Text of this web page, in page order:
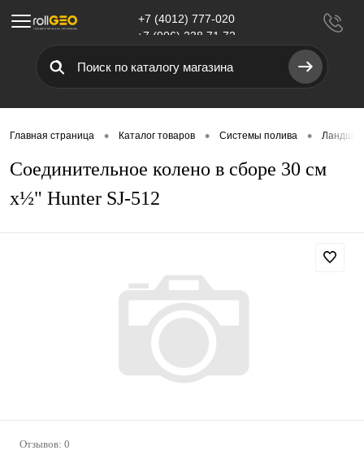
Меню
+7 (4012) 777-020
+7 (906) 238 71 72
Главная страница • Каталог товаров • Системы полива •
Соединительное колено в сборе 30 см
x½" Hunter SJ-512
Отзывов: 0